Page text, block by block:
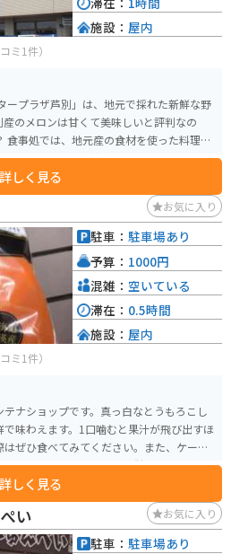
コミ1件）
ープラザ芦別」は、地元で採れた新鮮な野
のメロンは甘くて美味しいと評判なの
った豚丼です。 バイクで訪れる
道の駅は、国道38号線沿いに位置してお
辺には、芦別市のシンボ
る「芦別市炭鉱資料館」など、観光スポ
ばせば、夕張市や富良野市にもアクセス
もおすすめです。
詳しく見る
施設： 屋内
お気に入り
コミ1件）
ナショップです。真っ白なとうもろこし
味わえます。1口噛むと果汁が飛び出すほ
ぜひ食べてみてください。また、ケーキ
ラン、美味しいパン屋も併設されている
詳しく見る
駐車： 駐車場あり
予算： 1000円
混雑： 空いている
滞在： 0.5時間
施設： 屋内
い お気に入り
駐車： 駐車場あり